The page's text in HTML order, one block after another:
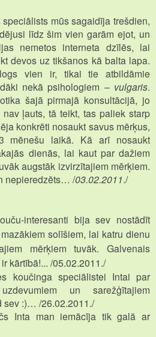
mūs sagaidīja trešdien,
līdz šim vien garām ejot, un
nemetos interneta dzīlēs, lai
devos uz tikšanos kā balta lapa.
vien ir, tikai tie atbildāmie
nekā psihologiem –vulgaris.
šajā pirmajā konsultācijā, jo
ļauts, tā teikt, tas paliek starp
konkrēti nosaukt savus mērķus,
mēnešu laikā. Kā arī nosaukt
dienās, lai kaut par dažiem
augstāk izvirzītajiem mērķiem.
nepieredzēts… /03.02.2011./
interesanti bija sev nostādīt
solīšiem, lai katru dienu
mērķiem tuvāk. Galvenais
kārtībā!... /05.02.2011./
koučinga speciālistei Intai par
un sarežģītajiem
sev :)… /26.02.2011./
Inta man iemācīja tik galā ar